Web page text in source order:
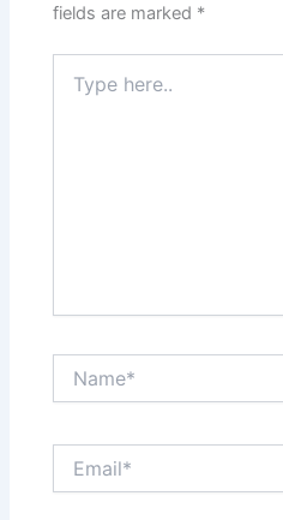
fields are marked *
here..